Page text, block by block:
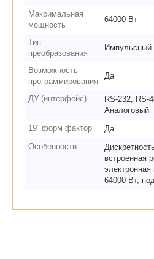
Максимальная
мощность
64000 Вт
Тип
преобразования
Импульсный
Возможность
программирования
Да
ДУ (интерфейс)
RS-232, RS-
Аналоговый
19” форм фактор
Да
Особенности
встроенная
64000 Вт,